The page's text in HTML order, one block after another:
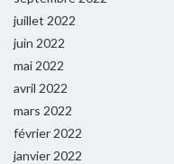
juillet 2022
juin 2022
mai 2022
avril 2022
mars 2022
février 2022
janvier 2022